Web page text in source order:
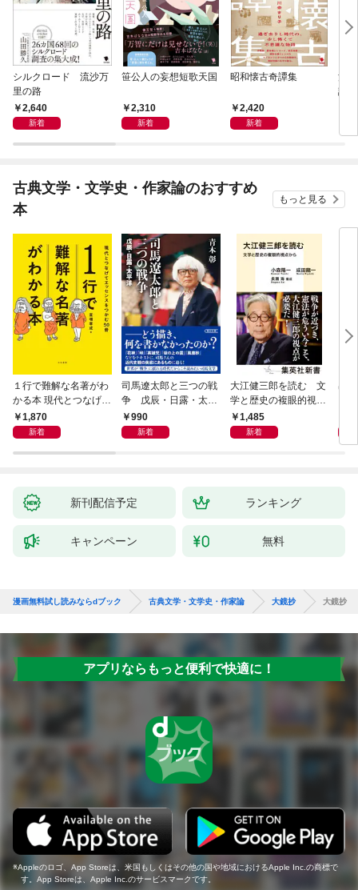
シルクロード 流沙万
里の路
2,640
新着
笹公人の妄想短歌天国
2,310
新着
昭和懐古奇譚集
2,420
新着
流
語
古典文学・文学史・作家論のおすすめ
本
もっと見る
１行で難解な名著がわ
かる本 現代とつなげて
エッセンスをつかむ50
冊
1,870
新着
司馬遼太郎と三つの戦
争 戊辰・日露・太平
洋990
新着
大江健三郎を読む 文
学と歴史の複眼的視点
から1,485
新着
出
新刊配信予定 ランキング
キャンペーン 無料
漫画無料試し読みならdブック 古典文学・文学史・作家論 大鏡抄 大鏡抄
アプリならもっと便利で快適に！
Appleのロゴ、App Storeは、米国もしくはその他の国や地域におけるApple Inc.の商標で
す。App Storeは、Apple Inc.のサービスマークです。